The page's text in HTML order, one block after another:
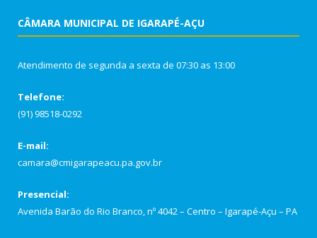
CÂMARA MUNICIPAL DE IGARAPÉ-AÇU
Atendimento de segunda a sexta de 07:30 as 13:00
Telefone:
(91) 98518-0292
E-mail:
camara@cmigarapeacu.pa.gov.br
Presencial:
Avenida Barão do Rio Branco, nº 4042 – Centro – Igarapé-Açu – PA